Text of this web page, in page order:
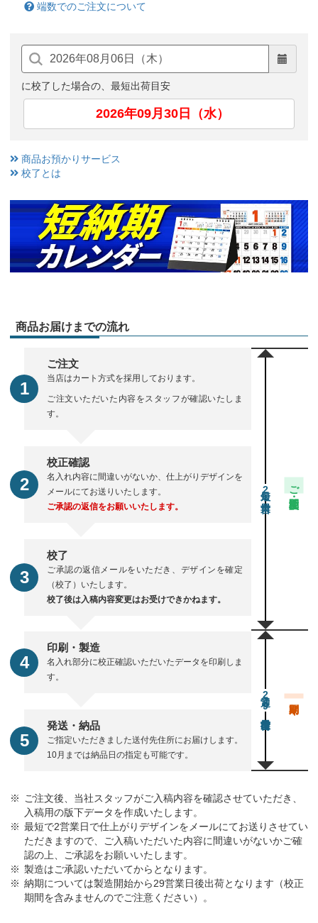
端数でのご注文について
に校了した場合の、最短出荷目安
2026年09月30日（水）
商品お預かりサービス
校了とは
商品お届けまでの流れ
ご注文
当店はカート方式を採用しております。
ご注文いただいた内容をスタッフが確認いたしま
す。
校正確認
名入れ内容に間違いがないか、仕上がりデザインを
メールにてお送りいたします。
ご承認の返信をお願いいたします。
校了
ご承認の返信メールをいただき、デザインを確定
（校了）いたします。
校了後は入稿内容変更はお受けできかねます。
2 ご注文・校正期間
印刷・製造
名入れ部分に校正確認いただいたデータを印刷しま
す。
発送・納品
ご指定いただきました送付先住所にお届けします。
10月までは納品日の指定も可能です。
通常29営業日後出荷
ご注文後、当社スタッフがご入稿内容を確認させていただき、
入稿用の版下データを作成いたします。
最短で2営業日で仕上がりデザインをメールにてお送りさせてい
ただきますので、ご入稿いただいた内容に間違いがないかご確
認の上、ご承認をお願いいたします。
製造はご承認いただいてからとなります。
納期については製造開始から29営業日後出荷となります（校正
期間を含みませんのでご注意ください）。